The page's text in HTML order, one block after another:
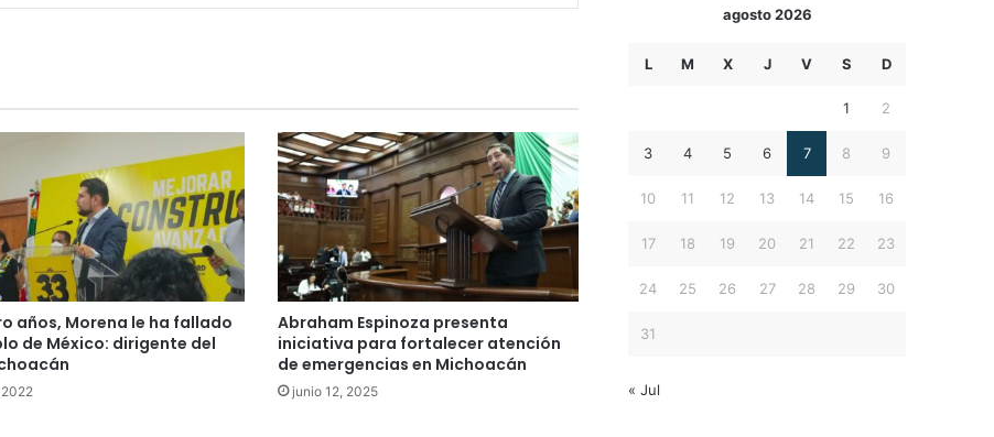
años, Morena le ha fallado
de México: dirigente del
Abraham Espinoza presenta
iniciativa para fortalecer atención
de emergencias en Michoacán
junio 12, 2025
agosto 2026
L M X J V S D
1 2
3 4 5 6 7 8 9
10 11 12 13 14 15 16
17 18 19 20 21 22 23
24 25 26 27 28 29 30
31
« Jul